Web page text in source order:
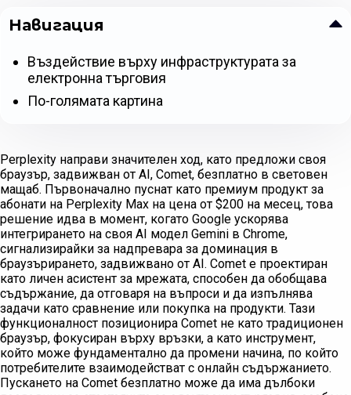
Perplexity направи значителен ход, като предложи своя
браузър, задвижван от AI, Comet, безплатно в световен
мащаб. Първоначално пуснат като премиум продукт за
абонати на Perplexity Max на цена от $200 на месец, това
решение идва в момент, когато Google ускорява
интегрирането на своя AI модел Gemini в Chrome,
сигнализирайки за надпревара за доминация в
браузърирането, задвижвано от AI. Comet е проектиран
като личен асистент за мрежата, способен да обобщава
съдържание, да отговаря на въпроси и да изпълнява
задачи като сравнение или покупка на продукти. Тази
функционалност позиционира Comet не като традиционен
браузър, фокусиран върху връзки, а като инструмент,
който може фундаментално да промени начина, по който
потребителите взаимодействат с онлайн съдържанието.
Пускането на Comet безплатно може да има дълбоки
Навигация
Въздействие върху инфраструктурата за
електронна търговия
По-голямата картина